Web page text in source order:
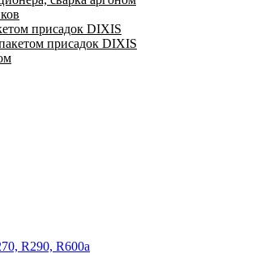
присадок DIXIS
присадок DIXIS
R290, R600a